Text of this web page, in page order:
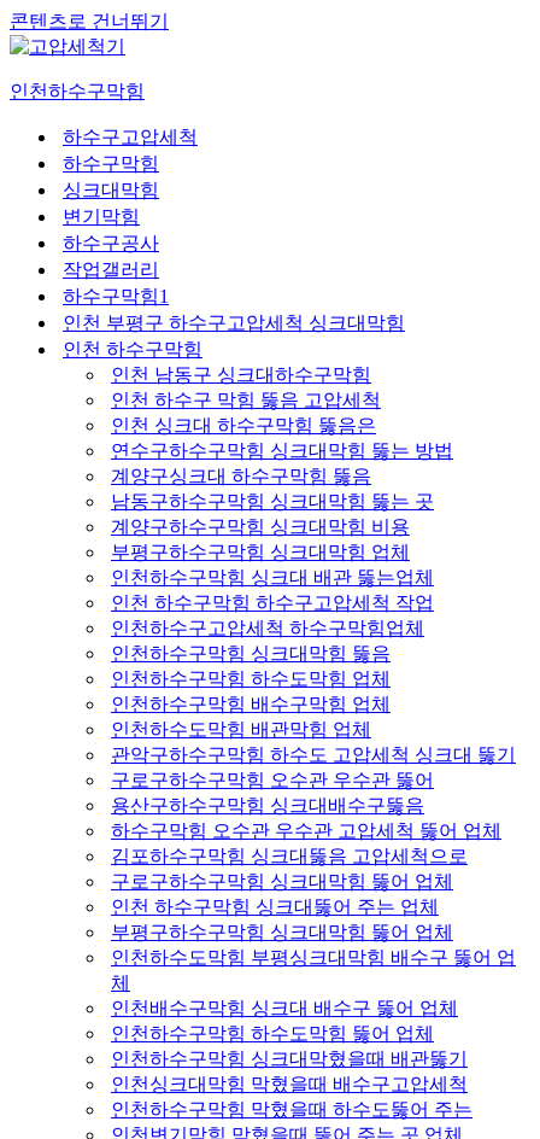
콘텐츠로 건너뛰기
인천하수구막힘
하수구고압세척
하수구막힘
싱크대막힘
변기막힘
하수구공사
작업갤러리
하수구막힘1
인천 부평구 하수구고압세척 싱크대막힘
인천 하수구막힘
인천 남동구 싱크대하수구막힘
인천 하수구 막힘 뚫음 고압세척
인천 싱크대 하수구막힘 뚫음은
연수구하수구막힘 싱크대막힘 뚫는 방법
계양구싱크대 하수구막힘 뚫음
남동구하수구막힘 싱크대막힘 뚫는 곳
계양구하수구막힘 싱크대막힘 비용
부평구하수구막힘 싱크대막힘 업체
인천하수구막힘 싱크대 배관 뚫는업체
인천 하수구막힘 하수구고압세척 작업
인천하수구고압세척 하수구막힘업체
인천하수구막힘 싱크대막힘 뚫음
인천하수구막힘 하수도막힘 업체
인천하수구막힘 배수구막힘 업체
인천하수도막힘 배관막힘 업체
관악구하수구막힘 하수도 고압세척 싱크대 뚫기
구로구하수구막힘 오수관 우수관 뚫어
용산구하수구막힘 싱크대배수구뚫음
하수구막힘 오수관 우수관 고압세척 뚫어 업체
김포하수구막힘 싱크대뚫음 고압세척으로
구로구하수구막힘 싱크대막힘 뚫어 업체
인천 하수구막힘 싱크대뚫어 주는 업체
부평구하수구막힘 싱크대막힘 뚫어 업체
인천하수도막힘 부평싱크대막힘 배수구 뚫어 업
체
인천배수구막힘 싱크대 배수구 뚫어 업체
인천하수구막힘 하수도막힘 뚫어 업체
인천하수구막힘 싱크대막혔을때 배관뚫기
인천싱크대막힘 막혔을때 배수구고압세척
인천하수구막힘 막혔을때 하수도뚫어 주는
인천변기막힘 막혔을때 뚫어 주는 곳 업체